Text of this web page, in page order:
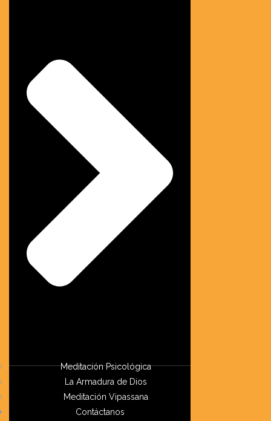
Meditación Psicológica
La Armadura de Dios
Meditación Vipassana
Contáctanos